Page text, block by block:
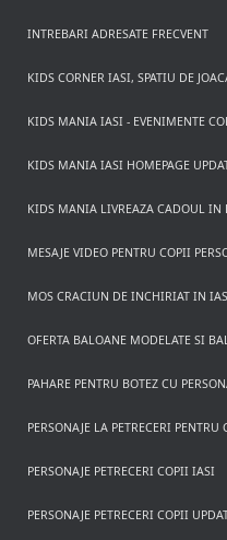
INTREBARI ADRESATE FRECVENT
KIDS CORNER IASI, SPATIU DE
KIDS MANIA IASI - EVENIMENTE
KIDS MANIA IASI HOMEPAGE
KIDS MANIA LIVREAZA CADOUL IN
MESAJE VIDEO PENTRU COPII
MOS CRACIUN DE INCHIRIAT IN
OFERTA BALOANE MODELATE SI
PAHARE PENTRU BOTEZ CU
PERSONAJE LA PETRECERI
PERSONAJE PETRECERI COPII IASI
PERSONAJE PETRECERI COPII